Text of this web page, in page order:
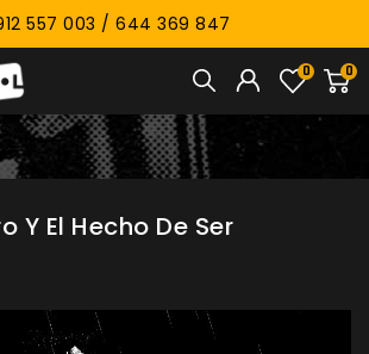
557 003 / 644 369 847
0
0
Y El Hecho De Ser